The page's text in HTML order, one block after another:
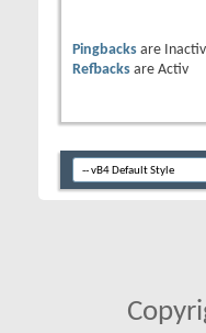
Pingbacks are
Inactiv
Refbacks are Activ